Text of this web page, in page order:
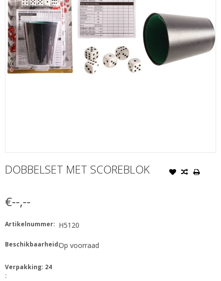
DOBBELSET MET SCOREBLOK
€--,--
Artikelnummer: H5120
Beschikbaarheid:Op voorraad
Verpakking: 24
: